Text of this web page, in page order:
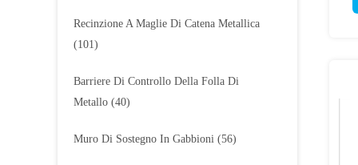
Recinzione A Maglie Di Catena Metallica
(101)
Barriere Di Controllo Della Folla Di
Metallo (40)
Muro Di Sostegno In Gabbioni (56)